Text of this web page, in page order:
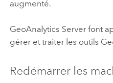
augmenté.
GeoAnalytics Serverfont
gérer et traiter les outils
Redémarrer les